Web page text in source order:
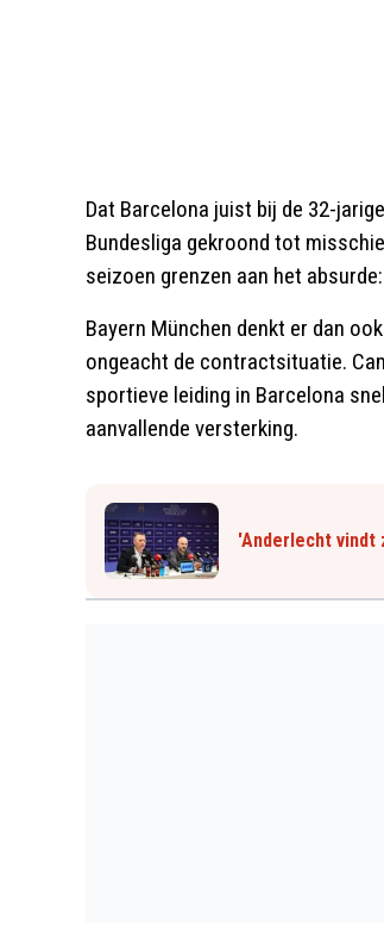
Dat Barcelona juist bij de 32-
Bundesliga gekroond tot
seizoen grenzen aan het
Bayern München denkt er dan
ongeacht de contractsituatie.
sportieve leiding in Barcelona
aanvallende versterking.
'Anderlecht vindt